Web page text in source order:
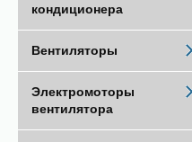
кондиционера
Вентиляторы
Электромоторы
вентилятора